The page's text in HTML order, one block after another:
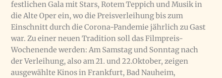
festlichen Gala mit Stars, Rotem Teppich und Musik in
die Alte Oper ein, wo die Preisverleihung bis zum
Einschnitt durch die Corona-Pandemie jährlich zu Gast
war. Zu einer neuen Tradition soll das Filmpreis-
Wochenende werden: Am Samstag und Sonntag nach
der Verleihung, also am 21. und 22.Oktober, zeigen
ausgewählte Kinos in Frankfurt, Bad Nauheim,